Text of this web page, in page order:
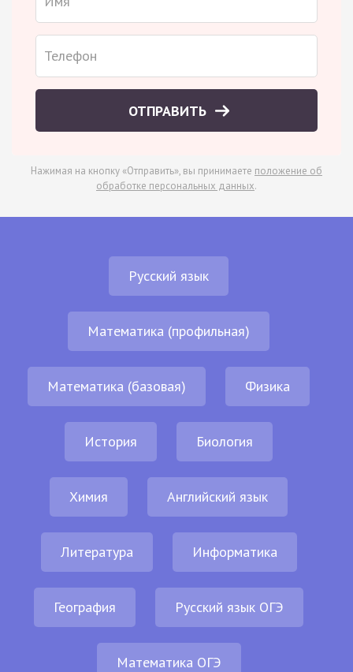
ОТПРАВИТЬ
Нажимая на кнопку «Отправить», вы принимаете положение об
обработке персональных данных.
Русский язык
Математика (профильная)
Математика (базовая) Физика
История Биология
Химия Английский язык
Литература Информатика
География Русский язык ОГЭ
Математика ОГЭ